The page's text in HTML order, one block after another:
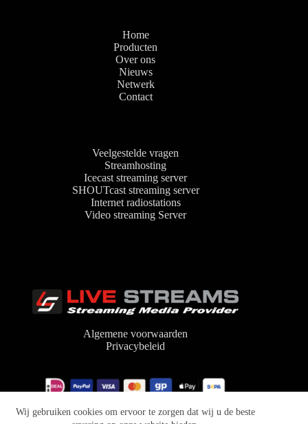
Wij gebruiken cookies om ervoor te zorgen dat wij u de beste
Home
Producten
Over ons
Nieuws
Netwerk
Contact
Veelgestelde vragen
Streamhosting
Icecast streaming server
SHOUTcast streaming server
Internet radiostations
Video streaming Server
Algemene voorwaarden
Privacybeleid
Copyright © 2026 Live-Streams.nl | audio streaming
provider Icecast en SHOUTcast hosting | design: iNetActief